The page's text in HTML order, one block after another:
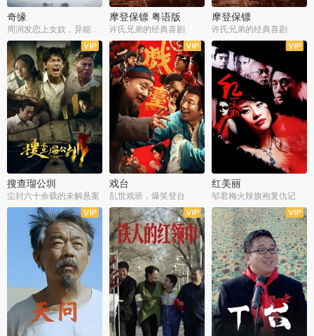
奇缘
周润发恋上女奴，异能护体战邪派
摩登保镖 粤语版
许氏兄弟的经典喜剧
摩登保镖
许氏兄弟的经典喜剧
搜查瑠公圳
尘封六十余载的未解悬案
戏台
乱世戏班，爆笑登台
红美丽
邬君梅火辣旗袍复仇记